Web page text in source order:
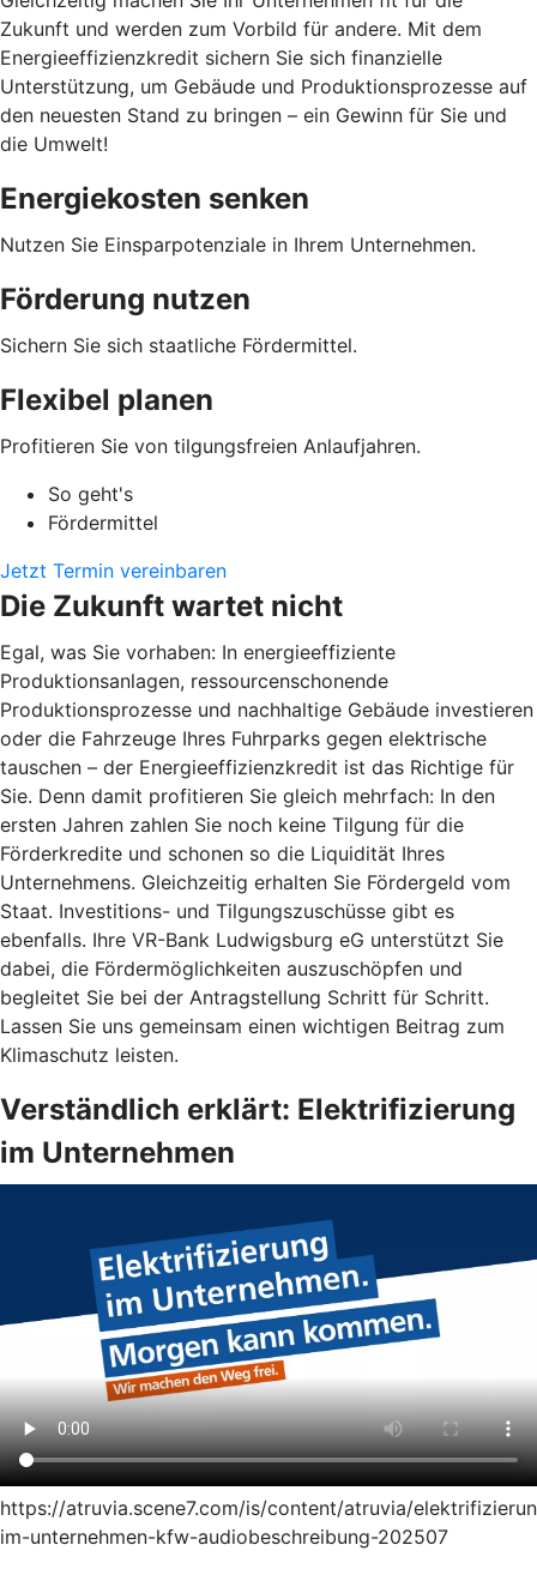
Zukunft und werden zum Vorbild für andere. Mit dem
Energieeffizienzkredit sichern Sie sich finanzielle
Unterstützung, um Gebäude und Produktionsprozesse auf
den neuesten Stand zu bringen – ein Gewinn für Sie und
die Umwelt!
Energiekosten senken
Nutzen Sie Einsparpotenziale in Ihrem Unternehmen.
Förderung nutzen
Sichern Sie sich staatliche Fördermittel.
Flexibel planen
Profitieren Sie von tilgungsfreien Anlaufjahren.
So geht's
Fördermittel
Jetzt Termin vereinbaren
Die Zukunft wartet nicht
Egal, was Sie vorhaben: In energieeffiziente
Produktionsanlagen, ressourcenschonende
Produktionsprozesse und nachhaltige Gebäude investieren
oder die Fahrzeuge Ihres Fuhrparks gegen elektrische
tauschen – der Energieeffizienzkredit ist das Richtige für
Sie. Denn damit profitieren Sie gleich mehrfach: In den
ersten Jahren zahlen Sie noch keine Tilgung für die
Förderkredite und schonen so die Liquidität Ihres
Unternehmens. Gleichzeitig erhalten Sie Fördergeld vom
Staat. Investitions- und Tilgungszuschüsse gibt es
ebenfalls. Ihre VR-Bank Ludwigsburg eG unterstützt Sie
dabei, die Fördermöglichkeiten auszuschöpfen und
begleitet Sie bei der Antragstellung Schritt für Schritt.
Lassen Sie uns gemeinsam einen wichtigen Beitrag zum
Klimaschutz leisten.
Verständlich erklärt: Elektrifizierung
im Unternehmen
https://atruvia.scene7.com/is/content/atruvia/
im-unternehmen-kfw-audiobeschreibung-202507